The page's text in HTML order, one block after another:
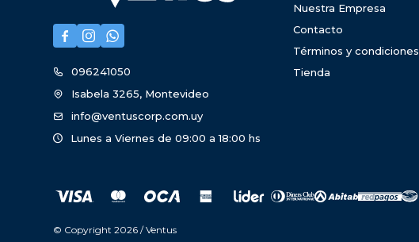
  
096241050
Isabela 3265, Montevideo
info@ventuscorp.com.uy
Lunes a Viernes de 09:00 a 18:00 hs
Nuestra Empresa
Contacto
Términos y condiciones
Tienda
© Copyright 2026 / Ventus